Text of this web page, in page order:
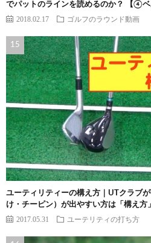
でパットのラインを読めるのか？ 【④ベ
2018.02.17 ゴルフのラウンド動画
ユーティリティーの構え方｜UTクラブ
け・チーピン）が出やすい方は「構え方
2017.05.31 ユーテリティの打ち方